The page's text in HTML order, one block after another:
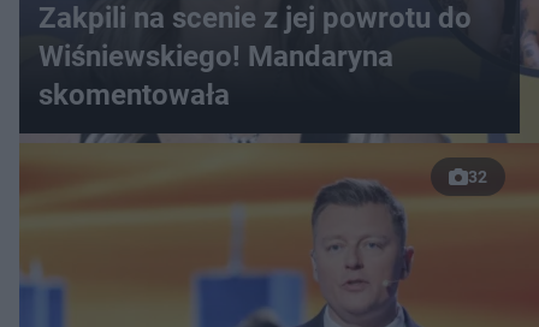
Zakpili na scenie z jej powrotu do
Wiśniewskiego! Mandaryna
skomentowała
32